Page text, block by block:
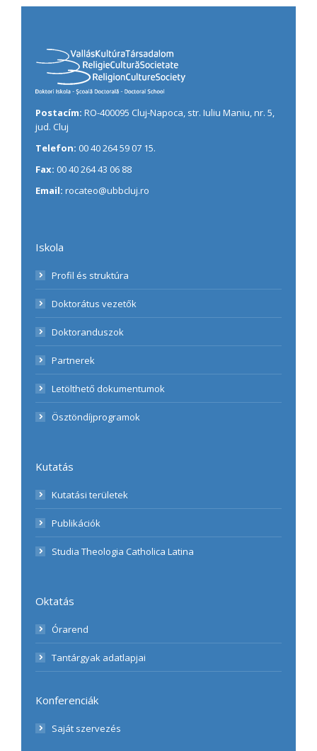
Postacím: RO-400095 Cluj-Napoca, str. Iuliu Maniu, nr. 5,
jud. Cluj
Telefon: 00 40 264 59 07 15.
Fax: 00 40 264 43 06 88
Email: rocateo@ubbcluj.ro
Iskola
Profil és struktúra
Doktorátus vezetők
Doktoranduszok
Partnerek
Letölthető dokumentumok
Ösztöndíjprogramok
Kutatás
Kutatási területek
Publikációk
Studia Theologia Catholica Latina
Oktatás
Órarend
Tantárgyak adatlapjai
Konferenciák
Saját szervezés